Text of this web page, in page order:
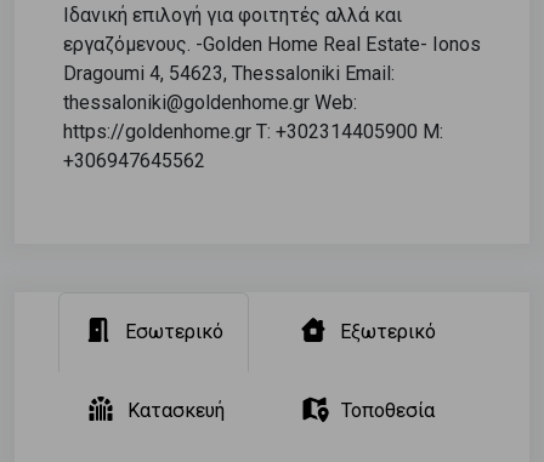
Ιδανική επιλογή για φοιτητές αλλά και
εργαζόμενους. -Golden Home Real Estate- Ionos
Dragoumi 4, 54623, Thessaloniki Email:
thessaloniki@goldenhome.gr Web:
https://goldenhome.gr T: +302314405900 M:
+306947645562
Εσωτερικό Εξωτερικό
Κατασκευή Τοποθεσία